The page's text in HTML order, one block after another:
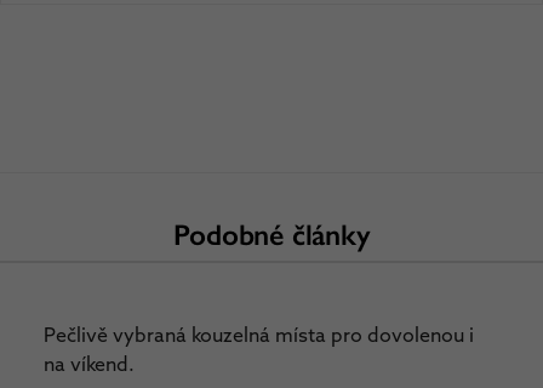
Podobné články
Pečlivě vybraná kouzelná místa pro dovolenou i
na víkend.